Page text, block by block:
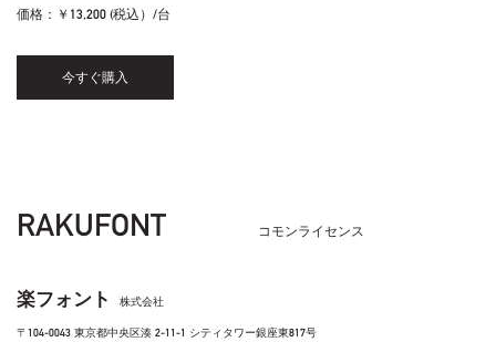
価格：
￥13,200 (税込）/台
今すぐ購入
RAKUFONT コモンライセンス
楽フォント 株式会社
〒104-0043 東京都中央区湊 2-11-1 シティタワー銀座東817号